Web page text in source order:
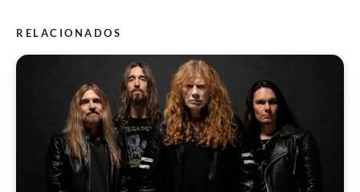
RELACIONADOS